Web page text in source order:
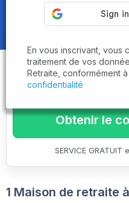
Obtenez le
critères
Obtenir le
SERVICE GRATUIT
1 Maison de retraite
En vous inscrivant, vous
traitement de vos
Retraite, conformément à
confidentialité